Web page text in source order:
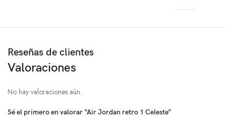
Reseñas de clientes
Valoraciones
No hay valoraciones aún.
Sé el primero en valorar “Air Jordan retro 1 Celeste”